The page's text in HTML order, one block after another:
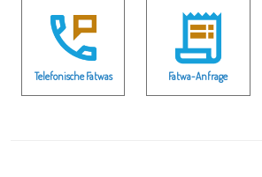
Telefonische Fatwas Fatwa-Anfrage